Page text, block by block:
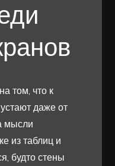
том, что к
даже от
мысли
из таблиц и
будто стены